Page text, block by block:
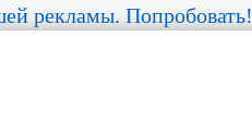
рекламы. Попробовать!